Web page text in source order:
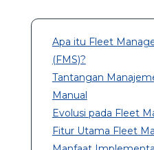
Apa itu Fleet
(FMS)?
Tantangan
Manual
Evolusi pada Fleet
Fitur Utama Fleet